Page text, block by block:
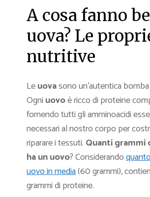
A cosa fanno
uova? Le
nutritive
Leuovasono un’autentica
Ogni uovoè ricco di proteine
fornendo tutti gli amminoacidi
necessari al nostro corpo per
riparare i tessuti. Quanti grammi
ha un uovo? Considerando
uovo in media(60 grammi),
grammi di proteine.